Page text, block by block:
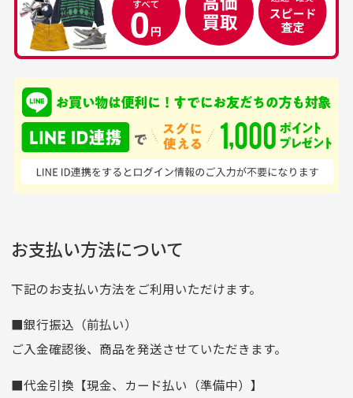
中古ゴルフウェアの
品揃えがすごい
て、ここまでゴルフブラ
ンドの取り扱いがあるの
はすごい。 毎日たくさ
んの商品がアップされて
いるので新作チェックす
安心して中古ウェア
を買えるお店です
品ですが綺麗に梱包され
ており商品を大切にして
いる感が伝わってきまし
た 「フロント部分に汚
れあり」と記載ありまし
[…]
生じている場合がございます。
銀行振込（前払い）
入金確認後商品発送となります。
※土曜、日曜、祝日は入金確認及び発送業務は致しておりま
せん。
尚、お振込み手数料はお客様ご負担となります。入金確認後
商品発送となります。
ご注文頂いてから7日以内をお振込み期限とさせ
りますのでご了承くださいませ。
支店名
和歌山支店
口座種別
普通
口座番号
0255557
口座名義
株式会社一条
申し込まれた商品と届いた商品が異なっている場合
商品説明に記載されていない汚れやダメージがある商品
の場合
お支払い方法について
下記のお支払い方法をご利用いただけます。
■銀行振込（前払い）
ご入金確認後、商品を発送させていただきます。
■代金引換【現金、カード払い（準備中）】